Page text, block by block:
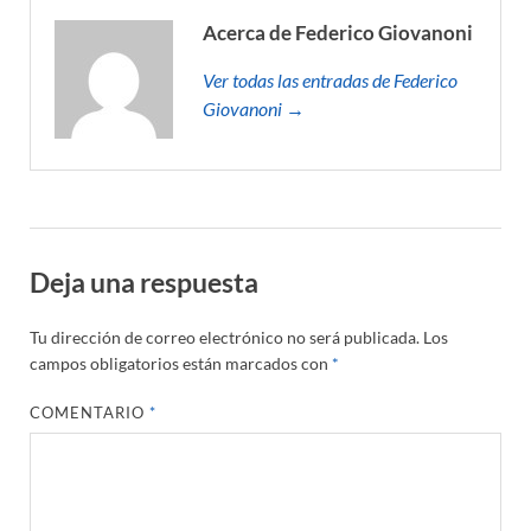
Acerca de Federico Giovanoni
Ver todas las entradas de Federico
Giovanoni →
Deja una respuesta
Tu dirección de correo electrónico no será publicada. Los
campos obligatorios están marcados con *
COMENTARIO*